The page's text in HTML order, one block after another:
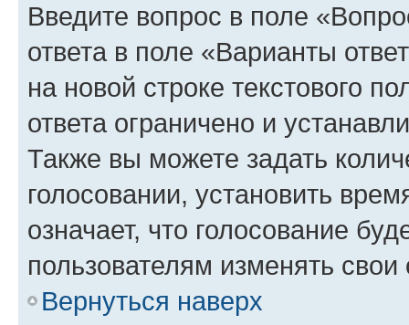
Введите вопрос в поле
ответа в поле «Варианты
на новой строке текстового
ответа ограничено и
Также вы можете задать
голосовании, установить
означает, что голосование
пользователям изменять свои
Вернуться наверх